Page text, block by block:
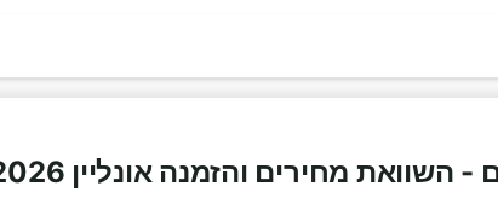
מחירים והזמנה אונליין 2026